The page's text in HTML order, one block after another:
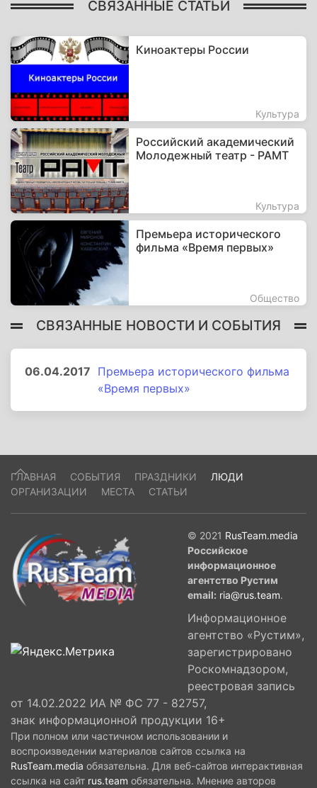
СВЯЗАННЫЕ СТАТЬИ
Киноактеры России
Культура
Российский академический
Молодежный театр - РАМТ
Культура
Премьера исторического
фильма «Время первых»
Общество
СВЯЗАННЫЕ НОВОСТИ И СОБЫТИЯ
06.04.2017 Премьера исторического фильма
«Время первых»
ГЛАВНАЯ СОБЫТИЯ ПРАЗДНИКИ
ЛЮДИ
ОРГАНИЗАЦИИ
МЕСТА СТАТЬИ
© 2021 RusTeam.media
Российское
информационное
агентство Рустим
email: ria@rus.team.
Информационное
агентство «Рустим»,
зарегистрировано
Роскомнадзором,
реестровая запись
от 14.02.2022 ИА № ФС 77 - 82757,
знак информационной продукции 16+
При полном или частичном использовании и
воспроизведении материалов сайтов ссылка на
RusTeam.media обязательна. Для веб-сайтов интерактивная
ссылка на сайт rus.team обязательна. Мнение авторов